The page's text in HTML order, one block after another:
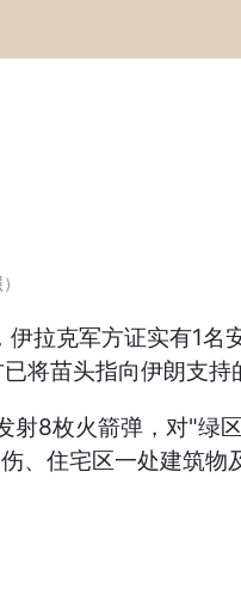
拉克军方证实有1名
将苗头指向伊朗支持
8枚火箭弹，对"绿
、住宅区一处建筑物